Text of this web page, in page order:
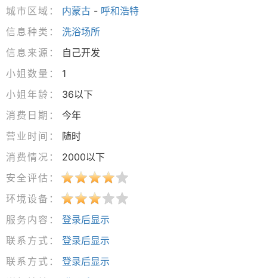
城市区域： 内蒙古 - 呼和浩特
信息种类：
洗浴场所
信息来源：
自己开发
小姐数量：
1
小姐年龄：
36以下
消费日期：
今年
营业时间：
随时
消费情况：
2000以下
安全评估：
环境设备：
服务内容：
登录后显示
联系方式：
登录后显示
联系方式：
登录后显示